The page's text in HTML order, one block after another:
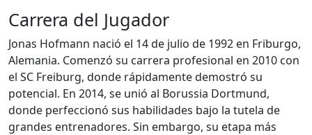
Carrera del Jugador
Jonas Hofmann nació el 14 de julio de 1992 en Friburgo,
Alemania. Comenzó su carrera profesional en 2010 con
el SC Freiburg, donde rápidamente demostró su
potencial. En 2014, se unió al Borussia Dortmund,
donde perfeccionó sus habilidades bajo la tutela de
grandes entrenadores. Sin embargo, su etapa más